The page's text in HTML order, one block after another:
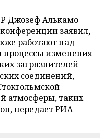
Джозеф Алькамо
конференции заявил,
работают над
процессы изменения
загрязнителей -
соединений,
атмосферы, таких
передаетРИА